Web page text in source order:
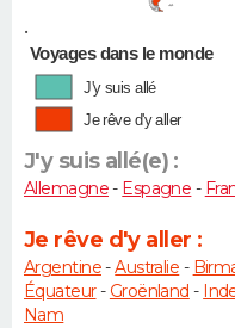
•
Voyages dans le monde
J'y suis allé
Je rêve d'y aller
J'y suis allé(e) :
Allemagne- Espagne -
Je rêve d'y aller :
Argentine-Australie -
Équateur- Groënland -
Nam